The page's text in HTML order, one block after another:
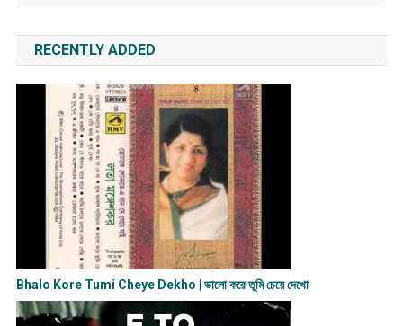
RECENTLY ADDED
Bhalo Kore Tumi Cheye Dekho | ভালো করে তুমি চেয়ে দেখো